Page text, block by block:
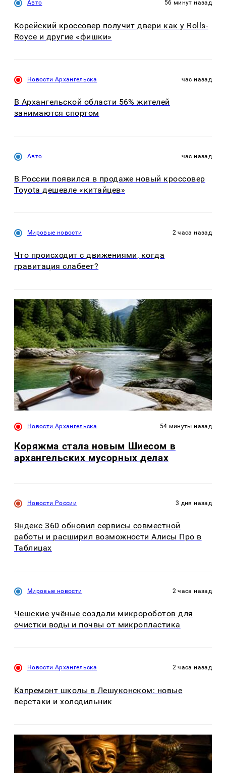
Авто 56 минут назад
Корейский кроссовер получит двери как у Rolls-
Royce и другие «фишки»
Новости Архангельска час назад
В Архангельской области 56% жителей
занимаются спортом
Авто час назад
В России появился в продаже новый кроссовер
Toyota дешевле «китайцев»
Мировые новости 2 часа назад
Что происходит с движениями, когда
гравитация слабеет?
Новости Архангельска 54 минуты назад
Коряжма стала новым Шиесом в
архангельских мусорных делах
Новости России 3 дня назад
Яндекс 360 обновил сервисы совместной
работы и расширил возможности Алисы Про в
Таблицах
Мировые новости 2 часа назад
Чешские учёные создали микророботов для
очистки воды и почвы от микропластика
Новости Архангельска 2 часа назад
Капремонт школы в Лешуконском: новые
верстаки и холодильник